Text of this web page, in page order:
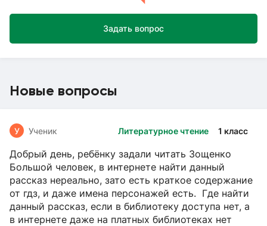
Задать вопрос
Новые вопросы
Литературное чтение 1 класс
У Ученик
Добрый день, ребёнку задали читать Зощенко
Большой человек, в интернете найти данный
рассказ нереально, зато есть краткое содержание
от гдз, и даже имена персонажей есть. Где найти
данный рассказ, если в библиотеку доступа нет, а
в интернете даже на платных библиотеках нет